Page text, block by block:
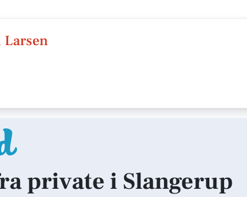
private i Slangerup